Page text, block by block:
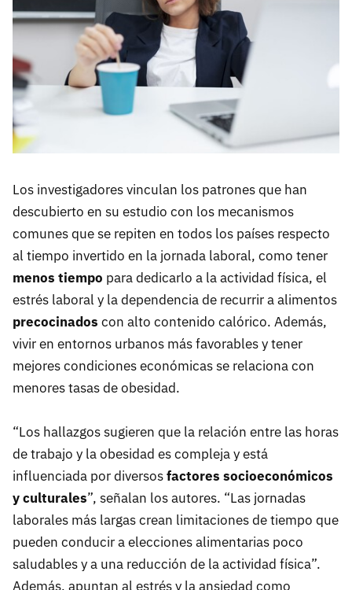
Los investigadores vinculan los patrones que han
descubierto en su estudio con los mecanismos
comunes que se repiten en todos los países respecto
al tiempo invertido en la jornada laboral, como tener
menos tiempo para dedicarlo a la actividad física, el
estrés laboral y la dependencia de recurrir a alimentos
precocinados con alto contenido calórico. Además,
vivir en entornos urbanos más favorables y tener
mejores condiciones económicas se relaciona con
menores tasas de obesidad.
“Los hallazgos sugieren que la relación entre las horas
de trabajo y la obesidad es compleja y está
influenciada por diversosfactores socioeconómicos
y culturales”, señalan los autores. “Las jornadas
laborales más largas crean limitaciones de tiempo que
pueden conducir a elecciones alimentarias poco
saludables y a una reducción de la actividad física”.
Además, apuntan al estrés y la ansiedad como